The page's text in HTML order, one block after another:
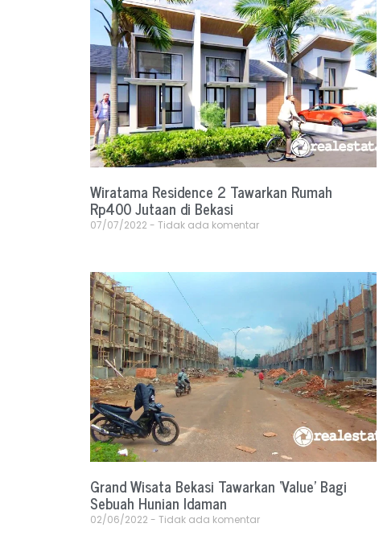
Wiratama Residence 2 Tawarkan Rumah
Rp400 Jutaan di Bekasi
07/07/2022 Tidak ada komentar
Grand Wisata Bekasi Tawarkan ‘Value’ Bagi
Sebuah Hunian Idaman
02/06/2022 Tidak ada komentar